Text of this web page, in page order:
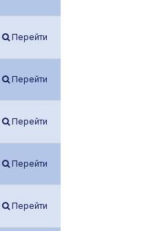
Перейти
Перейти
Перейти
Перейти
Перейти